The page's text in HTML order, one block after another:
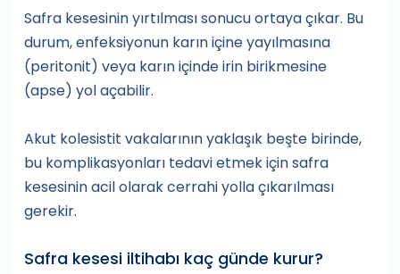
Safra kesesinin yırtılması sonucu ortaya çıkar. Bu
durum, enfeksiyonun karın içine yayılmasına
(peritonit) veya karın içinde irin birikmesine
(apse) yol açabilir.
Akut kolesistit vakalarının yaklaşık beşte birinde,
bu komplikasyonları tedavi etmek için safra
kesesinin acil olarak cerrahi yolla çıkarılması
gerekir.
Safra kesesi iltihabı kaç günde kurur?